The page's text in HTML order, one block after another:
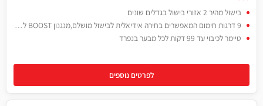
בישול מהיר 2 אזורי בישול בגדלים שונים
9 דרגות חימום המאפשרים בחירה אידיאלית לבישול מושלם,מנגנון BOOST לעוצמה מהירה ומקסימלית
טיימר לכיבוי עד 99 דקות לכל מבער בנפרד
לפרטים נוספים